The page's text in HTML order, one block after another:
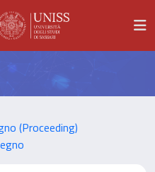
(Proceeding)